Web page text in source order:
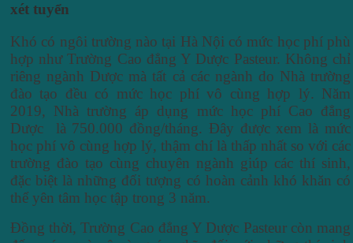
xét tuyển
Khó có ngôi trường nào tại Hà Nội có mức học phí phù
hợp như Trường Cao đẳng Y Dược Pasteur. Không chỉ
riêng ngành Dược mà tất cả các ngành do Nhà trường
đào tạo đều có mức học phí vô cùng hợp lý. Năm
2019, Nhà trường áp dụng mức học phí Cao đẳng
Dược là 750.000 đồng/tháng. Đây được xem là mức
học phí vô cùng hợp lý, thậm chí là thấp nhất so với các
trường đào tạo cùng chuyên ngành giúp các thí sinh,
đặc biệt là những đối tượng có hoàn cảnh khó khăn có
thể yên tâm học tập trong 3 năm.
Đồng thời, Trường Cao đẳng Y Dược Pasteur còn mang